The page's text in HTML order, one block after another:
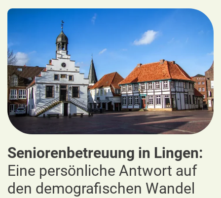
Seniorenbetreuung in Lingen:
Eine persönliche Antwort auf
den demografischen Wandel